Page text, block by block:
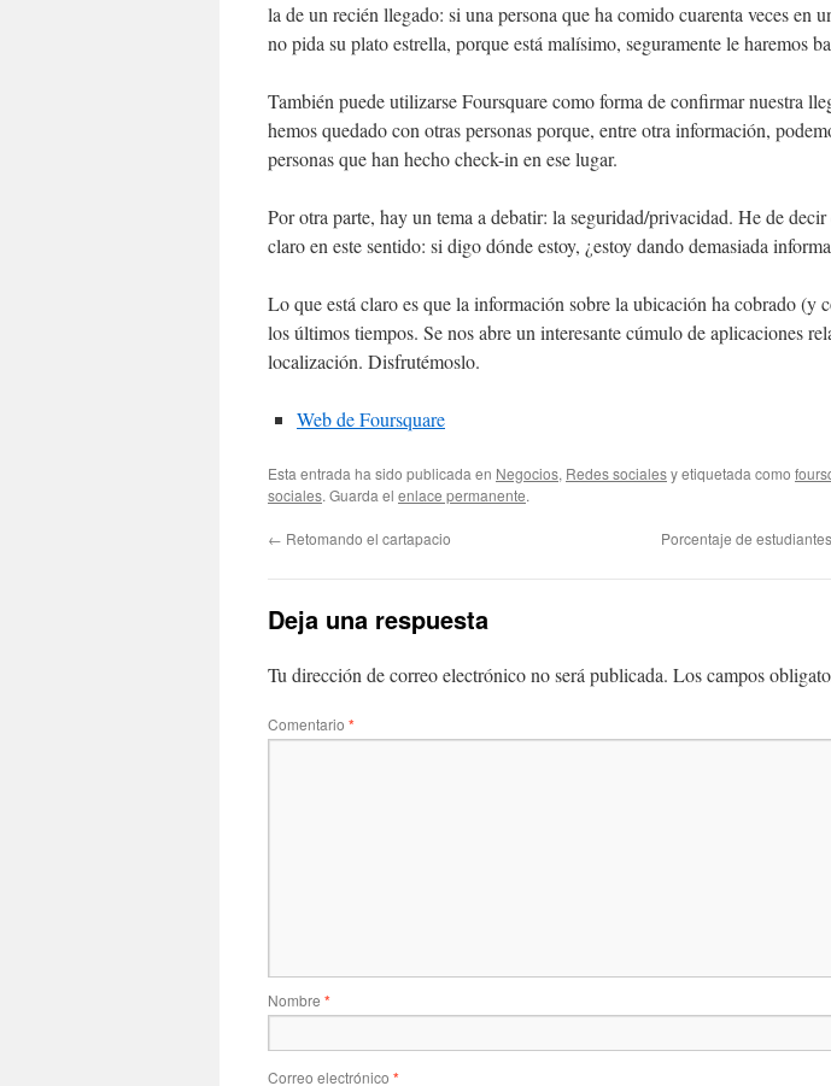
la de un recién llegado: si una persona que ha comido cuarenta veces en
no pida su plato estrella, porque está malísimo, seguramente le haremos
También puede utilizarse Foursquare como forma de confirmar nuestra
hemos quedado con otras personas porque, entre otra información,
personas que han hecho check-in en ese lugar.
Por otra parte, hay un tema a debatir: la seguridad/privacidad. He de
claro en este sentido: si digo dónde estoy, ¿estoy dando demasiada
Lo que está claro es que la información sobre la ubicación ha cobrado (y
los últimos tiempos. Se nos abre un interesante cúmulo de aplicaciones
localización. Disfrutémoslo.
Web de Foursquare
Esta entrada ha sido publicada en Negocios, Redes socialesy etiquetada como
sociales. Guarda el enlace permanente.
← Retomando el cartapacio Porcentaje de
Deja una respuesta
Tu dirección de correo electrónico no será publicada. Los campos
Comentario *
Nombre *
Correo electrónico *